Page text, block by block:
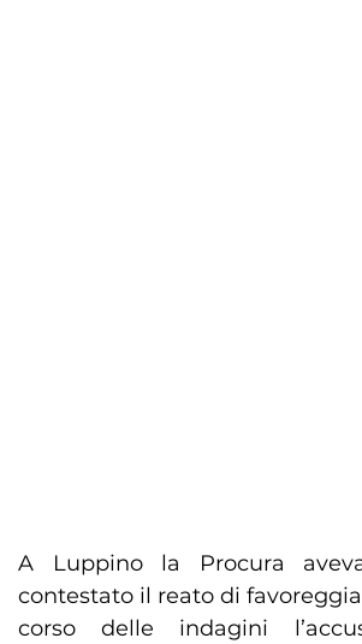
A Luppino la Procura
contestato il reato di
corso delle indagini